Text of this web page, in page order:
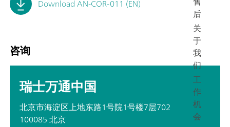
后
关
于
我
们
工
作
机
会
Download AN-COR-011 (EN)
咨询
瑞士万通中国
北京市海淀区上地东路1号院1号楼7层702
100085 北京